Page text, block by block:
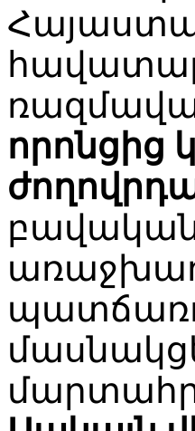
որոնցից
բավական